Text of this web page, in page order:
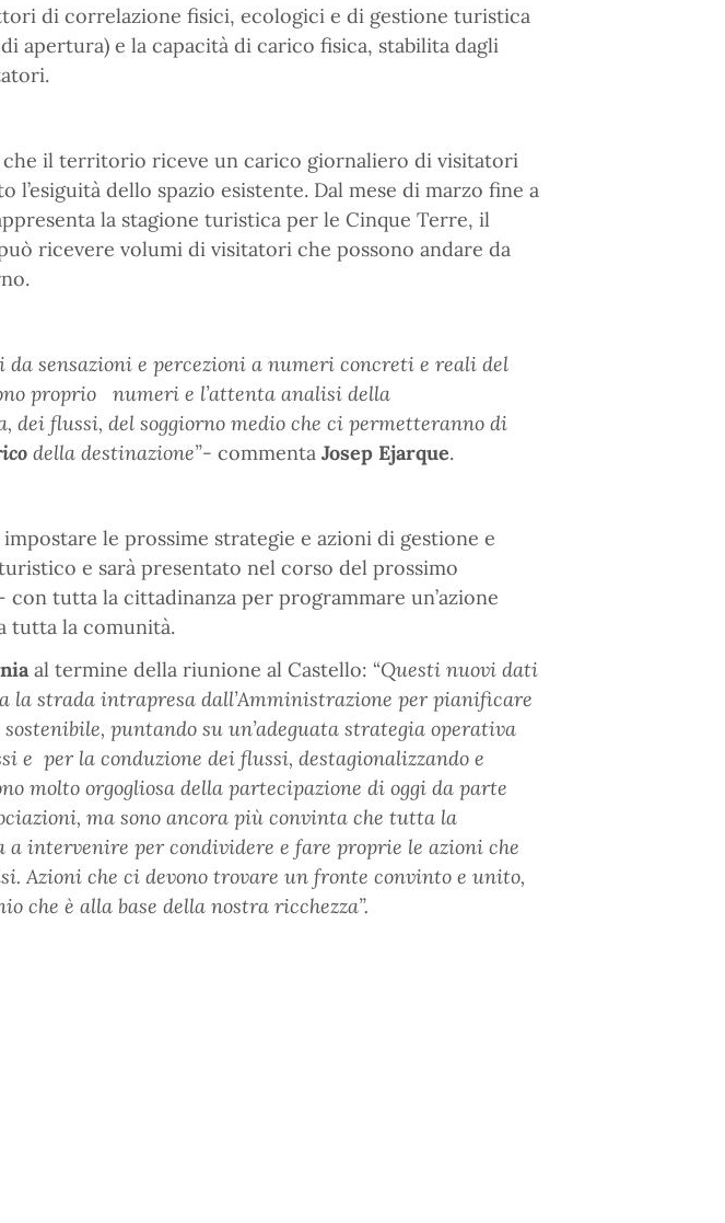
di correlazione fisici, ecologici e di gestione turistica
apertura) e la capacità di carico fisica, stabilita dagli
che il territorio riceve un carico giornaliero di visitatori
l’esiguità dello spazio esistente. Dal mese di marzo fine a
la stagione turistica per le Cinque Terre, il
ricevere volumi di visitatori che possono andare da
da sensazioni e percezioni a numeri concreti e reali del
proprio numeri e l’attenta analisi della
flussi, del soggiorno medio che ci permetteranno di
della destinazione”- commenta Josep Ejarque.
le prossime strategie e azioni di gestione e
e sarà presentato nel corso del prossimo
con tutta la cittadinanza per programmare un’azione
tutta la comunità.
al termine della riunione al Castello: “Questi nuovi dati
la strada intrapresa dall’Amministrazione per pianificare
puntando su un’adeguata strategia operativa
e per la conduzione dei flussi, destagionalizzando e
molto orgogliosa della partecipazione di oggi da parte
ma sono ancora più convinta che tutta la
intervenire per condividere e fare proprie le azioni che
Azioni che ci devono trovare un fronte convinto e unito,
che è alla base della nostra ricchezza”.